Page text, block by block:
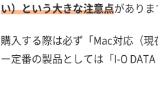
い）という大きな注意点がありま
購入する際は必ず「Mac対応（
ー定番の製品としては「I-O